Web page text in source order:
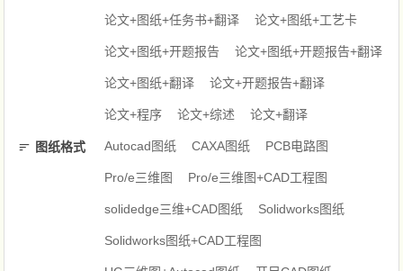
论文+图纸+任务书+翻译 论文+图纸+工艺卡
论文+图纸+开题报告 论文+图纸+开题报告+翻译
论文+图纸+翻译 论文+开题报告+翻译
论文+程序 论文+综述 论文+翻译
图纸格式 Autocad图纸 CAXA图纸 PCB电路图
Pro/e三维图 Pro/e三维图+CAD工程图
solidedge三维+CAD图纸 Solidworks图纸
Solidworks图纸+CAD工程图